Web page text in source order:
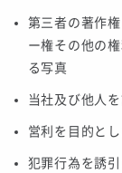
第三者の著作
ー権その他の
る写真
当社及び他人
営利を目的と
犯罪行為を誘